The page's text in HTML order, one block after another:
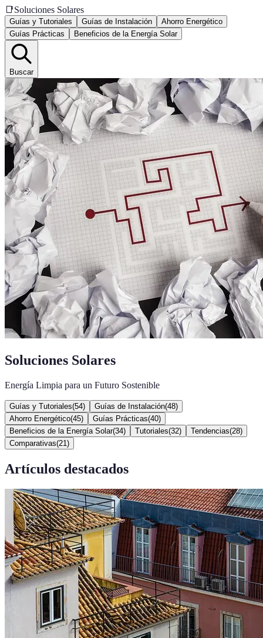
📑Soluciones Solares
Guías y Tutoriales Guías de Instalación
Ahorro Energético
Guías Prácticas
Beneficios de la Energía Solar
Buscar
Soluciones Solares
Energía Limpia para un Futuro Sostenible
Guías y Tutoriales(54) Guías de Instalación(48)
Ahorro Energético(45) Guías Prácticas(40)
Beneficios de la Energía Solar(34) Tutoriales(32) Tendencias(28)
Comparativas(21 )
Artículos destacados